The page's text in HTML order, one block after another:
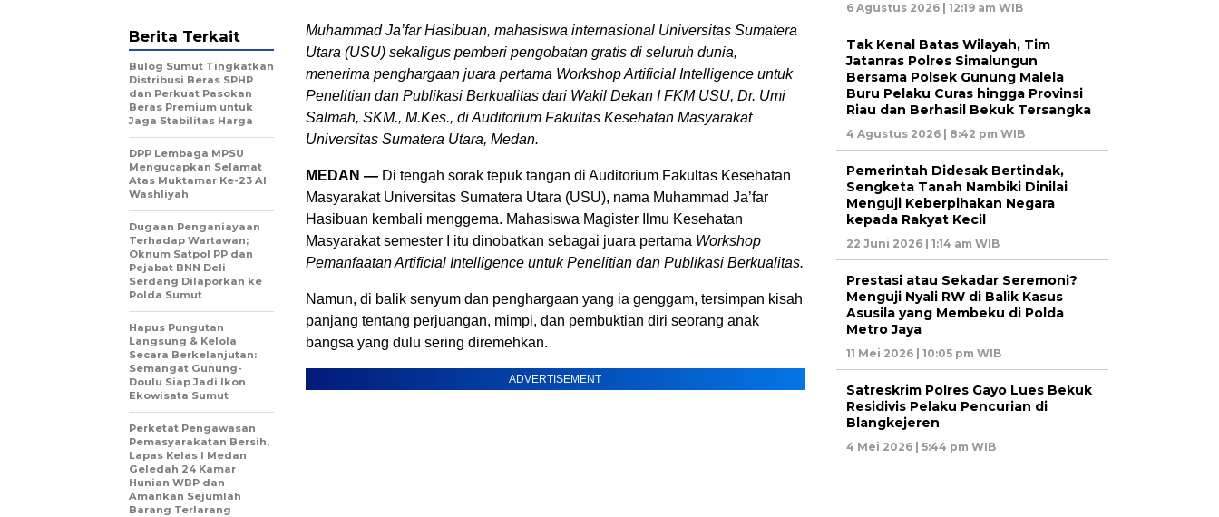
Muhammad Ja’far Hasibuan, mahasiswa internasional Universitas Sumatera
Utara (USU) sekaligus pemberi pengobatan gratis di seluruh dunia,
menerima penghargaan juara pertama Workshop Artificial Intelligence untuk
Penelitian dan Publikasi Berkualitas dari Wakil Dekan I FKM USU, Dr. Umi
Salmah, SKM., M.Kes., di Auditorium Fakultas Kesehatan Masyarakat
Universitas Sumatera Utara, Medan.
MEDAN — Di tengah sorak tepuk tangan di Auditorium Fakultas Kesehatan
Masyarakat Universitas Sumatera Utara (USU), nama Muhammad Ja’far
Hasibuan kembali menggema. Mahasiswa Magister Ilmu Kesehatan
Masyarakat semester I itu dinobatkan sebagai juara pertama Workshop
Pemanfaatan Artificial Intelligence untuk Penelitian dan Publikasi Berkualitas.
Namun, di balik senyum dan penghargaan yang ia genggam, tersimpan kisah
panjang tentang perjuangan, mimpi, dan pembuktian diri seorang anak
bangsa yang dulu sering diremehkan.
ADVERTISEMENT
Berita Terkait
Bulog Sumut Tingkatkan
Distribusi Beras SPHP
dan Perkuat Pasokan
Beras Premium untuk
Jaga Stabilitas Harga
DPP Lembaga MPSU
Mengucapkan Selamat
Atas Muktamar Ke-23 Al
Washliyah
Dugaan Penganiayaan
Terhadap Wartawan;
Oknum Satpol PP dan
Pejabat BNN Deli
Serdang Dilaporkan ke
Polda Sumut
Hapus Pungutan
Langsung & Kelola
Secara Berkelanjutan:
Semangat Gunung-
Doulu Siap Jadi Ikon
Ekowisata Sumut
Perketat Pengawasan
Pemasyarakatan Bersih,
Lapas Kelas I Medan
Geledah 24 Kamar
Hunian WBP dan
Amankan Sejumlah
Barang Terlarang
6 Agustus 2026 | 12:19 am WIB
Tak Kenal Batas Wilayah, Tim
Jatanras Polres Simalungun
Bersama Polsek Gunung Malela
Buru Pelaku Curas hingga Provinsi
Riau dan Berhasil Bekuk Tersangka
4 Agustus 2026 | 8:42 pm WIB
Pemerintah Didesak Bertindak,
Sengketa Tanah Nambiki Dinilai
Menguji Keberpihakan Negara
kepada Rakyat Kecil
22 Juni 2026 | 1:14 am WIB
Prestasi atau Sekadar Seremoni?
Menguji Nyali RW di Balik Kasus
Asusila yang Membeku di Polda
Metro Jaya
11 Mei 2026 | 10:05 pm WIB
Satreskrim Polres Gayo Lues Bekuk
Residivis Pelaku Pencurian di
Blangkejeren
4 Mei 2026 | 5:44 pm WIB